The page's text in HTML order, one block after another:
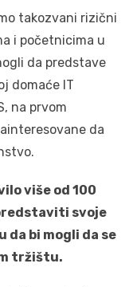
takozvani rizični
i početnicima u
da predstave
domaće IT
na prvom
da
više od 100
svoje
da bi mogli da se
tržištu.